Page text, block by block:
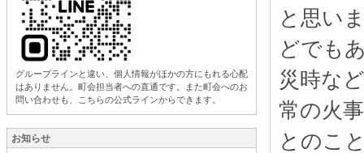
グループラインと違い、個人情報がほかの方にもれる心配
はありません。町会担当者への直通です。また町会へのお
問い合わせも、こちらの公式ラインからできます。
お知らせ
と思い
どでも
災時な
常の火
とのこ